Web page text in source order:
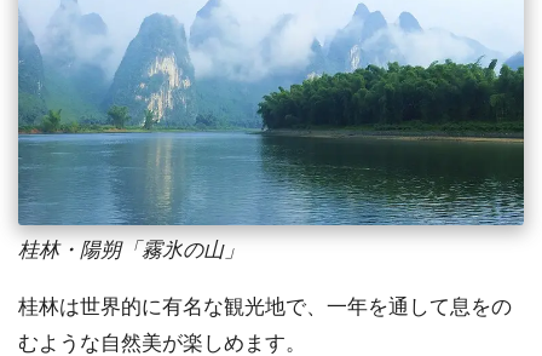
桂林・陽朔「霧氷の山」
桂林は世界的に有名な観光地で、一年を通して息をの
むような自然美が楽しめます。